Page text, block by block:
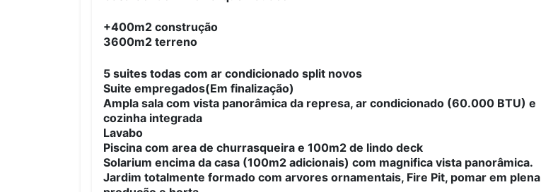
+400m2 construção
3600m2 terreno
5 suites todas com ar condicionado split novos
Suite empregados(Em finalização)
Ampla sala com vista panorâmica da represa, ar condicionado (60.000 BTU) e
cozinha integrada
Lavabo
Piscina com area de churrasqueira e 100m2 de lindo deck
Solarium encima da casa (100m2 adicionais) com magnifica vista panorâmica.
Jardim totalmente formado com arvores ornamentais, Fire Pit, pomar em plena